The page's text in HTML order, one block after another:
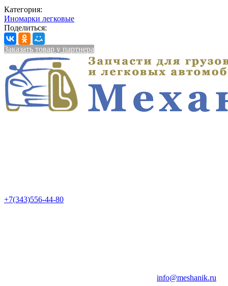
Категория:
Иномарки легковые
Поделиться:
Заказать товар у партнера
+7(343)556-44-80
info@meshanik.ru